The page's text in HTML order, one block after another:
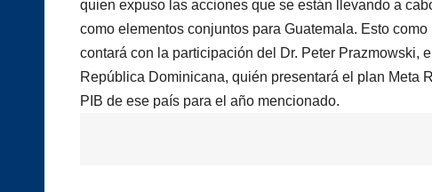
quien expuso las acciones que se están llevando a
como elementos conjuntos para Guatemala. Esto
contará con la participación del Dr. Peter
República Dominicana, quién presentará el plan Meta
PIB de ese país para el año mencionado.